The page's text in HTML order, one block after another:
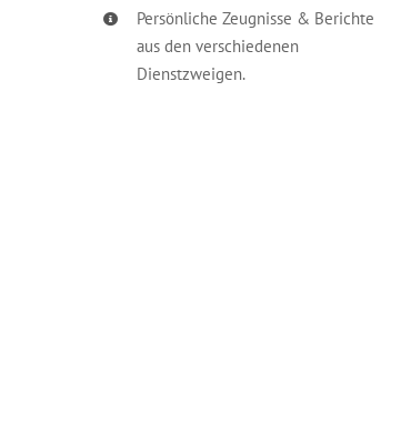
Persönliche Zeugnisse & Berichte
aus den verschiedenen
Dienstzweigen.